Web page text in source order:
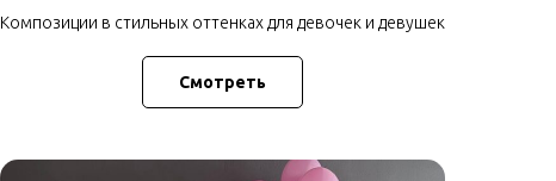
Композиции в стильных оттенках для девочек и девушек
Смотреть